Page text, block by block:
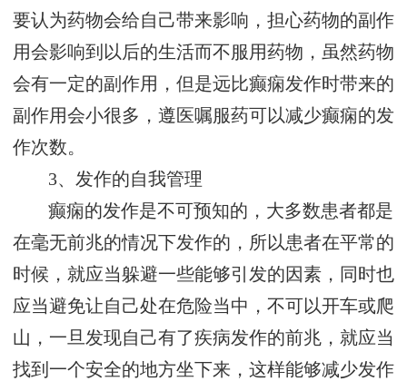
要认为药物会给自己带来影响，担心药物的副作
用会影响到以后的生活而不服用药物，虽然药物
会有一定的副作用，但是远比癫痫发作时带来的
副作用会小很多，遵医嘱服药可以减少癫痫的发
作次数。
3、发作的自我管理
癫痫的发作是不可预知的，大多数患者都是
在毫无前兆的情况下发作的，所以患者在平常的
时候，就应当躲避一些能够引发的因素，同时也
应当避免让自己处在危险当中，不可以开车或爬
山，一旦发现自己有了疾病发作的前兆，就应当
找到一个安全的地方坐下来，这样能够减少发作